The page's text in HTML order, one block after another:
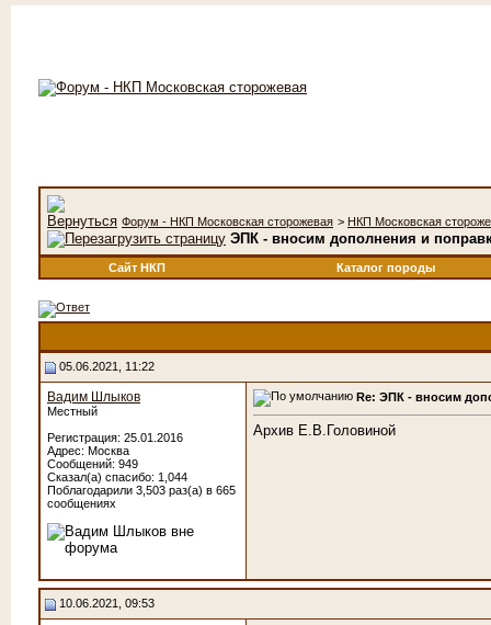
Форум - НКП Московская сторожевая > НКП Московская
ЭПК - вносим дополнения и
Сайт НКП Каталог породы
05.06.2021, 11:22
Вадим Шлыков
Местный
Регистрация: 25.01.2016
Адрес: Москва
Сообщений: 949
Сказал(а) спасибо: 1,044
Поблагодарили 3,503 раз(а) в 665
сообщениях
Re: ЭПК - вносим
Архив Е.В.Головиной
10.06.2021, 09:53